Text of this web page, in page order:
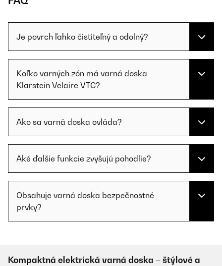
Je povrch ľahko čistiteľný a odolný?
Koľko varných zón má varná doska
Klarstein Velaire VTC?
Ako sa varná doska ovláda?
Aké ďalšie funkcie zvyšujú pohodlie?
Obsahuje varná doska bezpečnostné
prvky?
Kompaktná elektrická varná doska – štýlové a